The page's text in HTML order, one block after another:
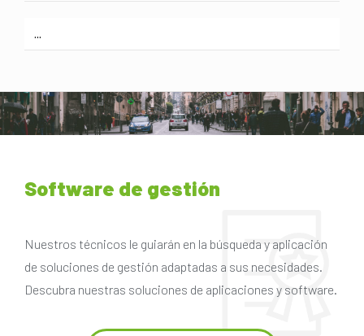
...
Software de gestión
Nuestros técnicos le guiarán en la búsqueda y aplicación
de soluciones de gestión adaptadas a sus necesidades.
Descubra nuestras soluciones de aplicaciones y software.